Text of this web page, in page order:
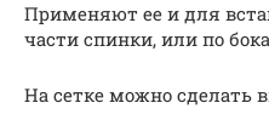
Применяют ее и для
части спинки, или по
На сетке можно